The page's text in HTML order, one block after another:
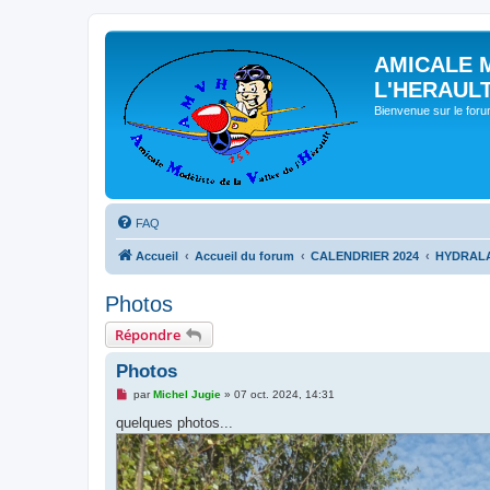
AMICALE
Bienvenue sur le
FAQ
Accueil Accueil du forum CALENDRIER 2024
Photos
Répondre
Photos
M
s
s
a
g
e
n
parMichel Jugie» 07 oct. 2024, 14:31
quelques photos...